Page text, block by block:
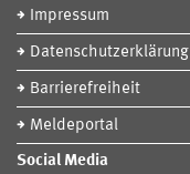
Impressum
Datenschutzerklärung
Barrierefreiheit
Meldeportal
Social Media